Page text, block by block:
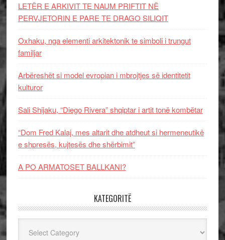
LETËR E ARKIVIT TE NAUM PRIFTIT NË
PERVJETORIN E PARE TE DRAGO SILIQIT
Oxhaku, nga elementi arkitektonik te simboli i trungut
familjar
Arbëreshët si model evropian i mbrojtjes së identitetit
kulturor
Sali Shijaku, “Diego Rivera” shqiptar i artit tonë kombëtar
“Dom Fred Kalaj, mes altarit dhe atdheut si hermeneutikë
e shpresës, kujtesës dhe shërbimit”
A PO ARMATOSET BALLKANI?
KATEGORITË